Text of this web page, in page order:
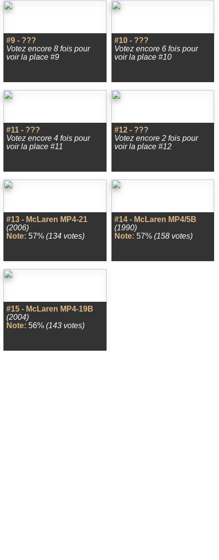
#9 - ???
Votez encore 8 fois pour
voir la place #9
#10 - ???
Votez encore 6 fois pour
voir la place #10
#11 - ???
Votez encore 4 fois pour
voir la place #11
#12 - ???
Votez encore 2 fois pour
voir la place #12
#13 - McLaren MP4-21
(2006)
Note: 57% (134 votes)
#14 - McLaren MP4/5B
(1990)
Note: 57% (158 votes)
#15 - McLaren MP4-19B
(2004)
Note: 56% (143 votes)